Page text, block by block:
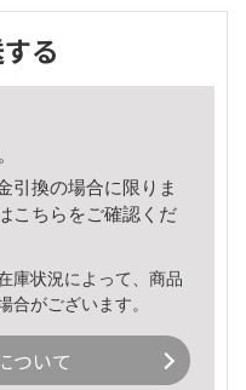
る
引換の場合に限りま
こちら をご確認くだ
庫状況によって、商品
合がございます。
ついて